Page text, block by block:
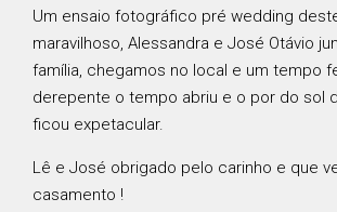
Um ensaio fotográfico pré wedding
maravilhoso, Alessandra e José Otávio
família, chegamos no local e um tempo
derepente o tempo abriu e o por do sol
ficou expetacular.
Lê e José obrigado pelo carinho e que
casamento !